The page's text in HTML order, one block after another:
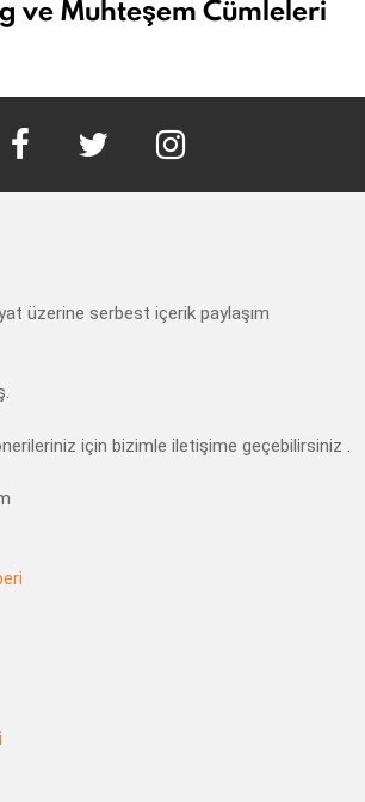
ve Muhteşem Cümleleri
üzerine serbest içerik paylaşım
için bizimle iletişime geçebilirsiniz .